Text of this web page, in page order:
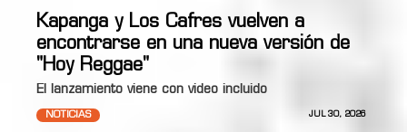
Kapanga y Los Cafres vuelven a
encontrarse en una nueva versión de
"Hoy Reggae"
El lanzamiento viene con video incluido
NOTICIAS JUL 30, 2026